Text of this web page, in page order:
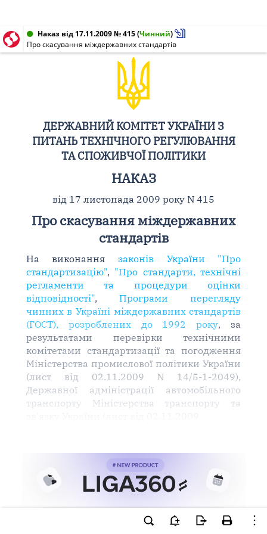
Наказ від 17.11.2009 № 415(Чинний)
Про скасування міждержавних стандартів
ДЕРЖАВНИЙ КОМІТЕТ УКРАЇНИ З
ПИТАНЬ ТЕХНІЧНОГО РЕГУЛЮВАННЯ
ТА СПОЖИВЧОЇ ПОЛІТИКИ
НАКАЗ
від 17 листопада 2009 року N 415
Про скасування міждержавних
стандартів
На виконання законів України "Про
стандартизацію", "Про стандарти, технічні
регламенти та процедури оцінки
відповідності", Програми перегляду
чинних в Україні міждержавних стандартів
(ГОСТ), розроблених до 1992 року, за
результатами перевірки технічними
комітетами стандартизації та погодження
Міністерства промислової політики України
(лист від 02.11.2009 N 14/5-1-2049),
Державної адміністрації автомобільного
транспорту Міністерства транспорту та